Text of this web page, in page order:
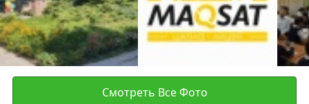
Смотреть Все Фото